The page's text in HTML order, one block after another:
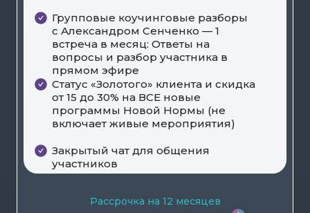
Рассрочка на 12 месяцев
Групповые коучинговые разборы
с Александром Сенченко — 1
встреча в месяц: Ответы на
вопросы и разбор участника в
прямом эфире
Статус «Золотого» клиента и скидка
от 15 до 30% на ВСЕ новые
программы Новой Нормы (не
включает живые мероприятия)
Закрытый чат для общения
участников